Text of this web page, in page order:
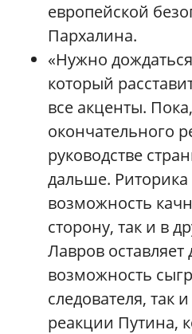
европейской
Пархалина.
«Нужно
который
все акценты.
окончательного
руководстве
дальше. Риторика
возможность
сторону, так и в
Лавров оставляет
возможность
следователя, так
реакции Путина,